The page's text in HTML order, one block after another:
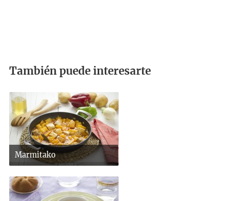
También puede interesarte
Marmitako